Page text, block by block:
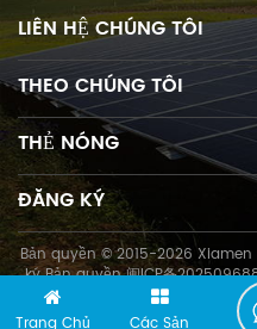
LIÊN HỆ CHÚNG TÔI
THEO CHÚNG TÔI
THẺ NÓNG
ĐĂNG KÝ
Bản quyền © 2015-2026
ký Bản quyền闽ICP备
Trang Chủ Các Sản